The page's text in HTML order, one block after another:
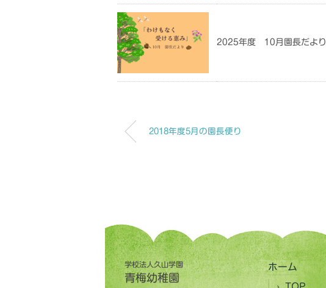
2025年度 10月園長だより
2018年度5月の園長便り
学校法人久山学園
青梅幼稚園
ホーム